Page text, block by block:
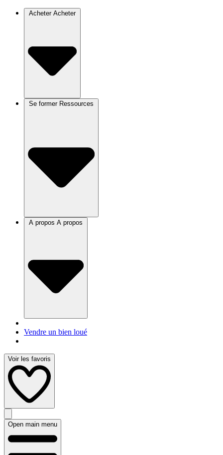
Acheter Acheter
Se former
A propos
Vendre un bien loué
Voir les favoris
Open main menu